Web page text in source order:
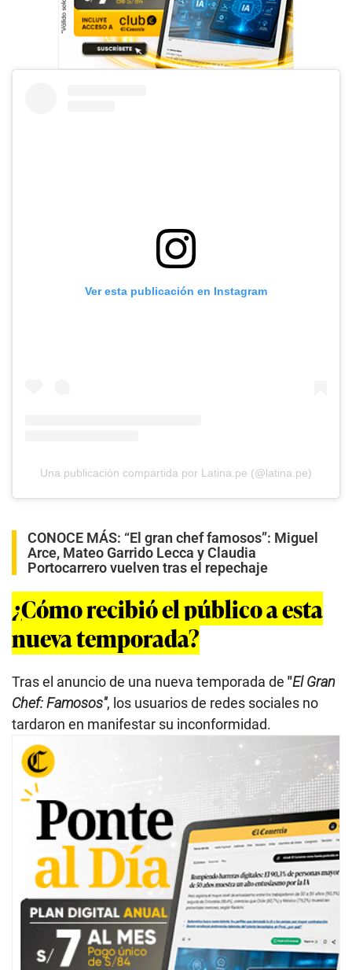
Ver esta publicación en Instagram
Una publicación compartida por Latina.pe (@latina.pe)
CONOCE MÁS: “El gran chef famosos”: Miguel
Arce, Mateo Garrido Lecca y Claudia
Portocarrero vuelven tras el repechaje
¿Cómo recibió el público a esta
nueva temporada?
Tras el anuncio de una nueva temporada de "El Gran
Chef: Famosos", los usuarios de redes sociales no
tardaron en manifestar su inconformidad.